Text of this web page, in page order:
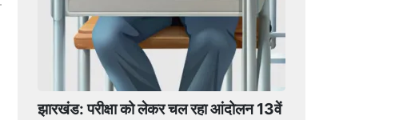
झारखंड: परीक्षा को लेकर चल रहा आंदोलन 13वें